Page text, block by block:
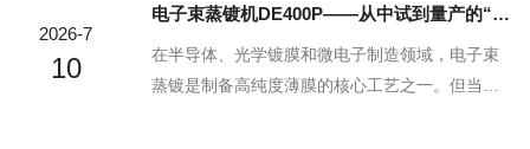
来，加上未来可能扩展的材料，如果超过6种，直
接考虑DE600DL。二、...
果只是实验室偶尔做几片样品，很多入门级设备
就够用了。但如果你的目标是中试或量产，那就
需要一台为批量生产设计的设备。DE400P的定位
2026-7
10
电子束蒸镀机DE400P——从中试到量产的“全能选手”
在半导体、光学镀膜和微电子制造领域，电子束
蒸镀是制备高纯度薄膜的核心工艺之一。但当一